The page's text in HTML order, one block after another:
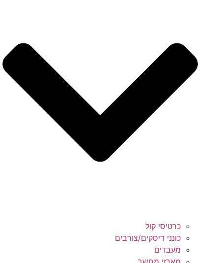
כרטיסי קול
כונני דיסקים/צורבים
מעבדים